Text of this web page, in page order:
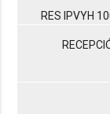
RES IPVYH